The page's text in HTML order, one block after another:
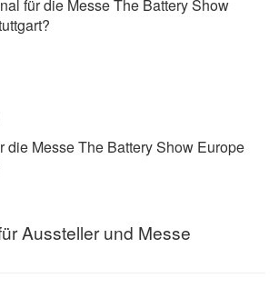
für die Messe The Battery Show
die Messe The Battery Show Europe
Aussteller und Messe